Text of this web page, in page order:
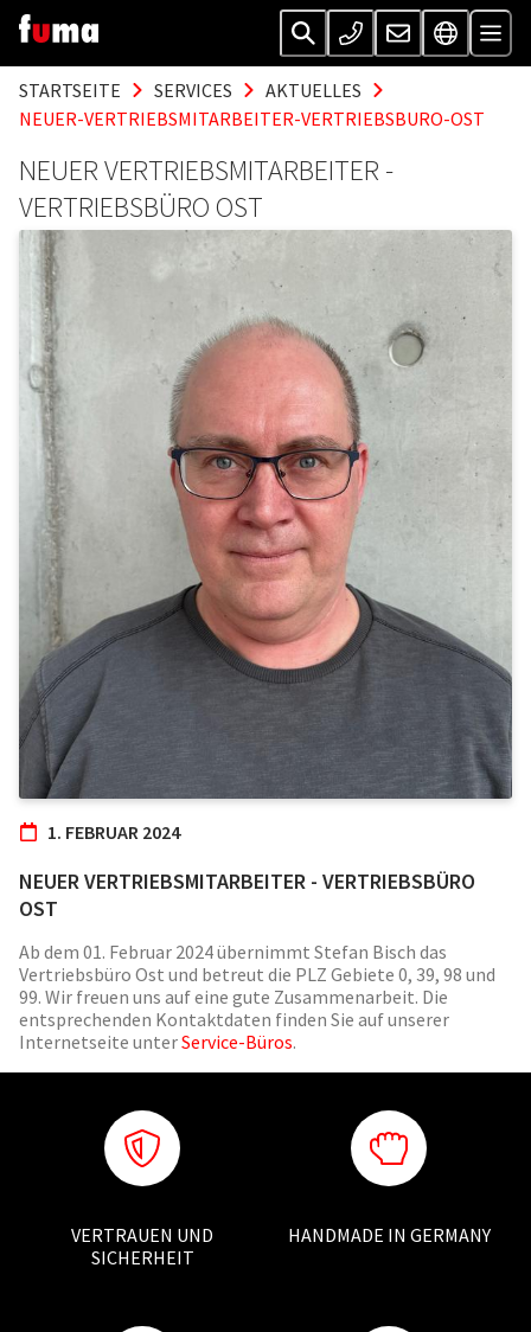
STARTSEITE SERVICES
AKTUELLES
NEUER-VERTRIEBSMITARBEITER-VERTRIEBSBURO-OST
NEUER VERTRIEBSMITARBEITER -
VERTRIEBSBÜRO OST
1. FEBRUAR 2024
NEUER VERTRIEBSMITARBEITER - VERTRIEBSBÜRO
OST
Ab dem 01. Februar 2024 übernimmt Stefan Bisch das
Vertriebsbüro Ost und betreut die PLZ Gebiete 0, 39, 98 und
99. Wir freuen uns auf eine gute Zusammenarbeit. Die
entsprechenden Kontaktdaten finden Sie auf unserer
Internetseite unterService-Büros.
VERTRAUEN UND
SICHERHEIT
HANDMADE IN GERMANY